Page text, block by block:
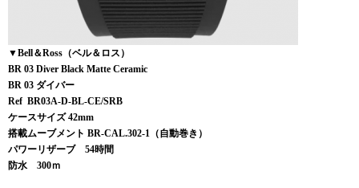
▼Bell＆Ross（ベル＆ロス）
BR 03 Diver Black Matte Ceramic
BR 03 ダイバー
Ref BR03A-D-BL-CE/SRB
ケースサイズ 42mm
搭載ムーブメント BR-CAL.302-1（自動巻き）
パワーリザーブ 54時間
防水 300ｍ